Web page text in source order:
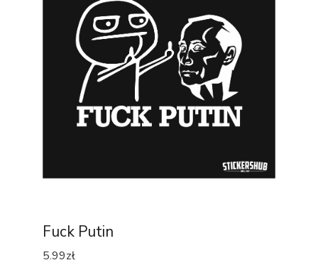
Fuck Putin
5.99zł